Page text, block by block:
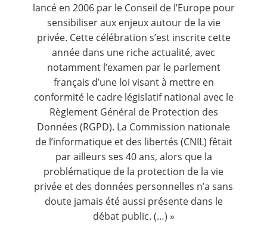
lancé en 2006 par le Conseil de l’Europe pour
sensibiliser aux enjeux autour de la vie
privée. Cette célébration s’est inscrite cette
année dans une riche actualité, avec
notamment l’examen par le parlement
français d’une loi visant à mettre en
conformité le cadre législatif national avec le
Règlement Général de Protection des
Données (RGPD). La Commission nationale
de l’informatique et des libertés (CNIL) fêtait
par ailleurs ses 40 ans, alors que la
problématique de la protection de la vie
privée et des données personnelles n’a sans
doute jamais été aussi présente dans le
débat public. (…) »